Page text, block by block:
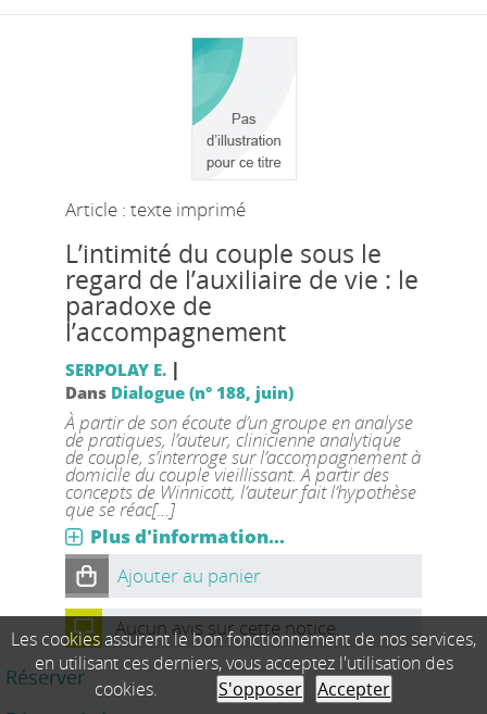
Article : texte imprimé
L’intimité du couple sous le
regard de l’auxiliaire de vie : le
paradoxe de
l’accompagnement
SERPOLAY E. |
Dans Dialogue (n° 188, juin)
À partir de son écoute d’un groupe en analyse
de pratiques, l’auteur, clinicienne analytique
de couple, s’interroge sur l’accompagnement à
domicile du couple vieillissant. À partir des
concepts de Winnicott, l’auteur fait l’hypothèse
que se réac[...]
Plus d'information...
Ajouter au panier
Aucun avis sur cette notice.
Réserver
Les cookies assurent le bon fonctionnement de nos services,
en utilisant ces derniers, vous acceptez l'utilisation des
cookies.
S'opposer Accepter